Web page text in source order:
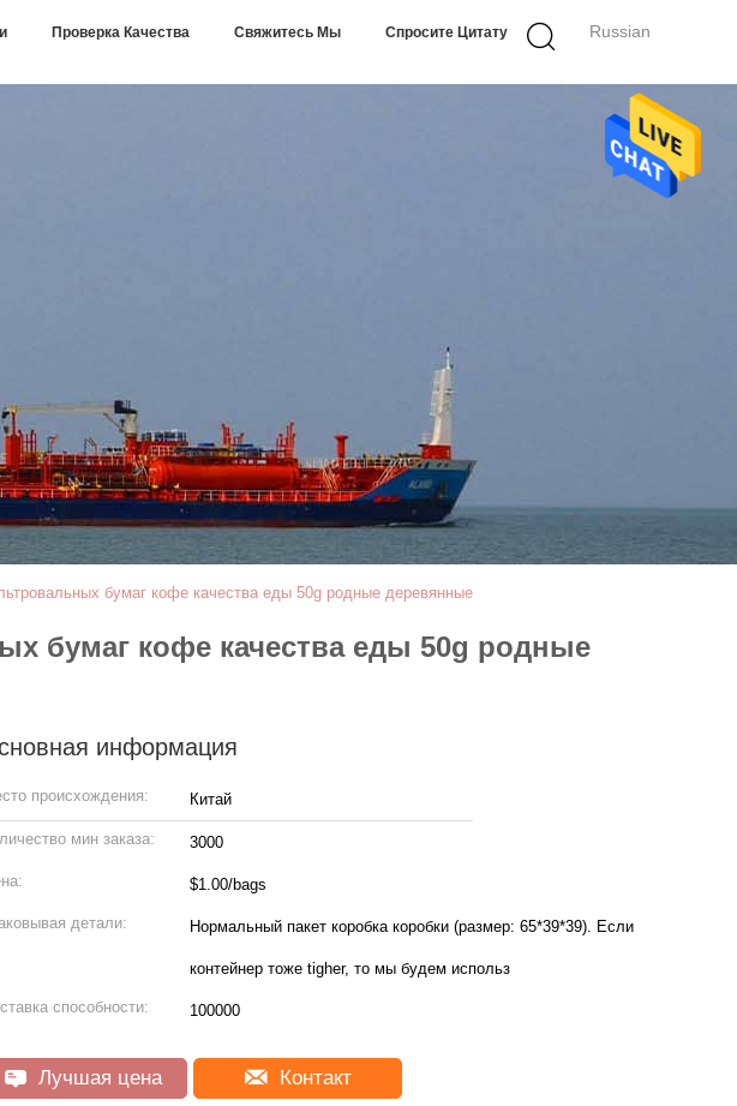
Russian
Проверка Качества Свяжитесь Мы Спросите Цитату
бумаг кофе качества еды 50g родные деревянные
бумаг кофе качества еды 50g родные
информация
происхождения: Китай
мин заказа: 3000
$1.00/bags
детали: Нормальный пакет коробка коробки (размер: 65*39*39). Если
контейнер тоже tigher, то мы будем использ
способности: 100000
Лучшая цена Контакт